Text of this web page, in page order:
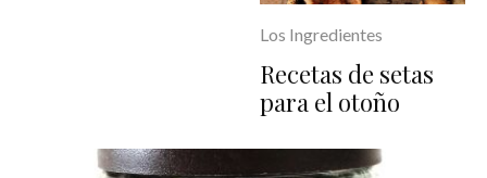
Los Ingredientes
Recetas de setas
para el otoño